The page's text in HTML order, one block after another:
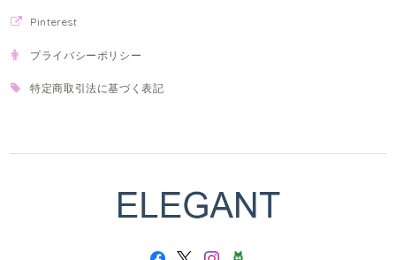
Pinterest
プライバシーポリシー
特定商取引法に基づく表記